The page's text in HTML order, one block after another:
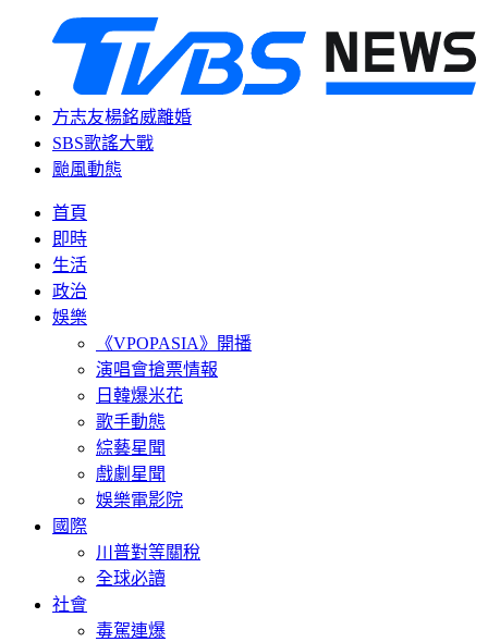
方志友楊銘威離婚
SBS歌謠大戰
颱風動態
首頁
即時
生活
政治
娛樂
《VPOPASIA》開播
演唱會搶票情報
日韓爆米花
歌手動態
綜藝星聞
戲劇星聞
娛樂電影院
國際
川普對等關稅
全球必讀
社會
毒駕連爆